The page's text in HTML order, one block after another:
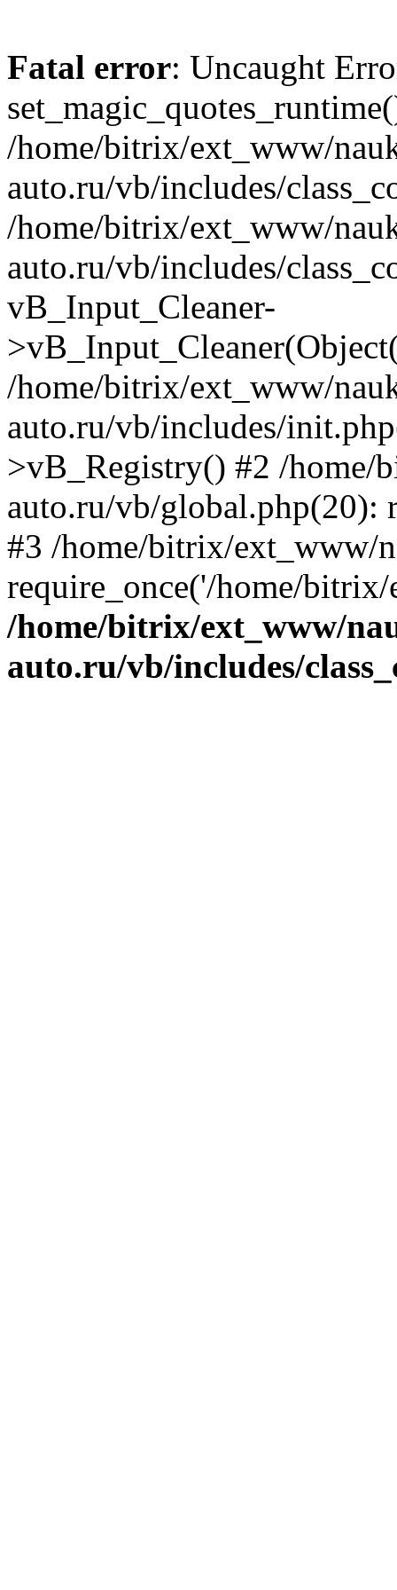
Fatal error: Uncaught
/home/bitrix/ext_www/
auto.ru/vb/includes/
/home/bitrix/ext_www/
auto.ru/vb/includes/
vB_Input_Cleaner-
/home/bitrix/ext_www/
auto.ru/vb/includes/
>vB_Registry() #2 /home/
auto.ru/vb/global.php(20):
#3 /home/bitrix/ext_www/
require_once('/home/
/home/bitrix/ext_www/
auto.ru/vb/includes/